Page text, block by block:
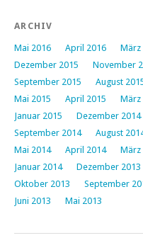
ARCHIV
Mai 2016 April 2016 März
Dezember 2015
November
September 2015
August
Mai 2015
April 2015 März
Januar 2015
Dezember 2014
September 2014
August
Mai 2014
April 2014 März
Januar 2014
Dezember 2013
Oktober 2013
September
Juni 2013
Mai 2013